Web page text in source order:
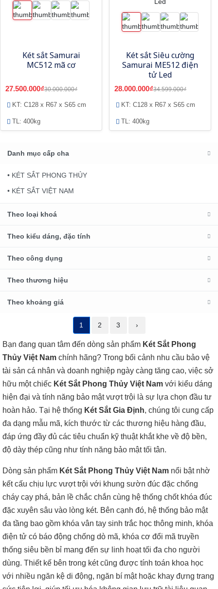
Két sắt Samurai
MC512 mã cơ
27.500.000₫30.000.000₫
KT: C128 x R67 x S65 cm
TL: 400kg
Két sắt Siêu cường
Samurai ME512 điện
tử Led
28.000.000₫34.599.000₫
KT: C128 x R67 x S65 cm
TL: 400kg
Danh mục cấp cha
• KÉT SẮT PHONG THỦY
• KÉT SẮT VIỆT NAM
Theo loại khoá
Theo kiểu dáng, đặc tính
Theo công dụng
Theo thương hiệu
Theo khoảng giá
1 2 3 ›
Bạn đang quan tâm đến dòng sản phẩm Két Sắt Phong
Thủy Việt Nam chính hãng? Trong bối cảnh nhu cầu bảo vệ
tài sản cá nhân và doanh nghiệp ngày càng tăng cao, việc sở
hữu một chiếc Két Sắt Phong Thủy Việt Nam với kiểu dáng
hiện đại và tính năng bảo mật vượt trội là sự lựa chọn đầu tư
hoàn hảo. Tại hệ thống Két Sắt Gia Định, chúng tôi cung cấp
đa dạng mẫu mã, kích thước từ các thương hiệu hàng đầu,
đáp ứng đầy đủ các tiêu chuẩn kỹ thuật khắt khe về độ bền,
độ dày thép cũng như tính năng bảo mật tối tân.
Dòng sản phẩm Két Sắt Phong Thủy Việt Nam nổi bật nhờ
kết cấu chịu lực vượt trội với khung sườn đúc đặc chống
cháy cạy phá, bản lề chắc chắn cùng hệ thống chốt khóa đúc
đặc xuyên sâu vào lòng két. Bên cạnh đó, hệ thống bảo mật
đa tầng bao gồm khóa vân tay sinh trắc học thông minh, khóa
điện tử có báo động chống dò mã, khóa cơ đổi mã truyền
thống siêu bền bỉ mang đến sự linh hoạt tối đa cho người
dùng. Thiết kế bên trong két cũng được tính toán khoa học
với nhiều ngăn kệ di động, ngăn bí mật hoặc khay đựng trang